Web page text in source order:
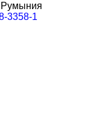
3358-1